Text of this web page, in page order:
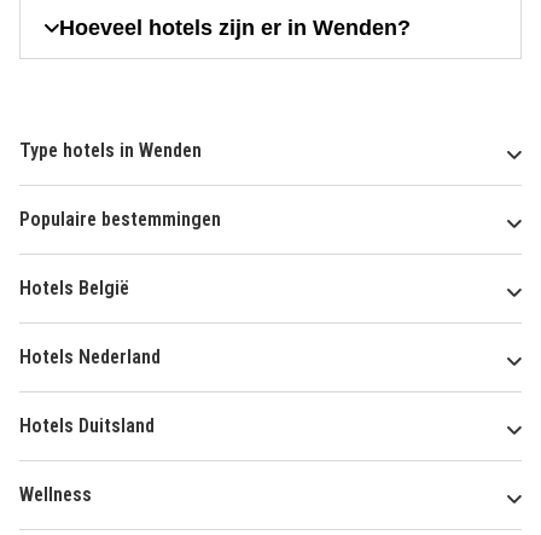
Hoeveel hotels zijn er in Wenden?
Type hotels in Wenden
Populaire bestemmingen
Hotels België
Hotels Nederland
Hotels Duitsland
Wellness